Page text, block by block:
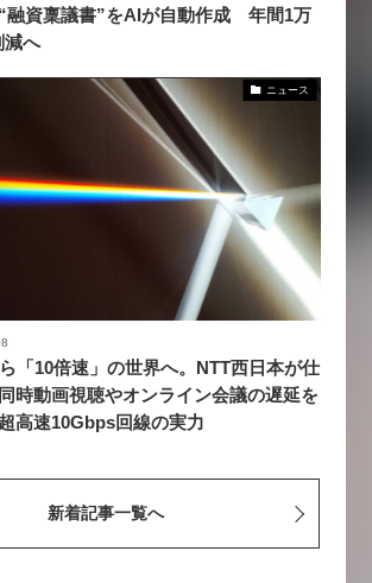
融資稟議書”をAIが自動作成 年間1万
減へ
ニュース
「10倍速」の世界へ。NTT西日本が仕
時動画視聴やオンライン会議の遅延を
高速10Gbps回線の実力
新着記事一覧へ